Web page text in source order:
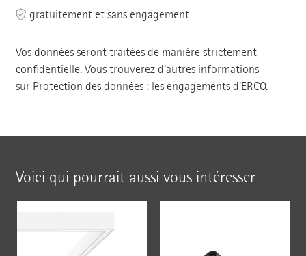
gratuitement et sans engagement
Vos données seront traitées de manière strictement
confidentielle. Vous trouverez d'autres informations
sur Protection des données : les engagements d'ERCO.
Voici qui pourrait aussi vous intéresser